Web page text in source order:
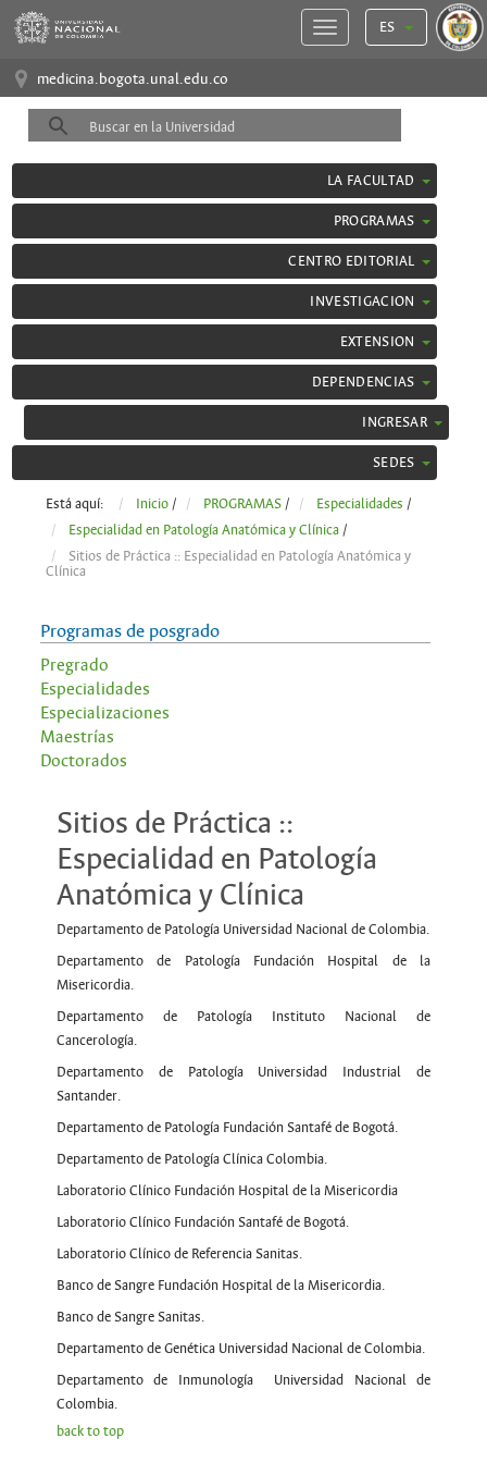
ES
medicina.bogota.unal.edu.co
LA FACULTAD
PROGRAMAS
CENTRO EDITORIAL
INVESTIGACION
EXTENSION
DEPENDENCIAS
INGRESAR
SEDES
Está aquí: Inicio / PROGRAMAS / Especialidades /
Especialidad en Patología Anatómica y Clínica /
Sitios de Práctica :: Especialidad en Patología Anatómica y
Clínica
Programas de posgrado
Pregrado
Especialidades
Especializaciones
Maestrías
Doctorados
Sitios de Práctica ::
Especialidad en Patología
Anatómica y Clínica
Departamento de Patología Universidad Nacional de Colombia.
Departamento de Patología Fundación Hospital de la
Misericordia.
Departamento de Patología Instituto Nacional de
Cancerología.
Departamento de Patología Universidad Industrial de
Santander.
Departamento de Patología Fundación Santafé de Bogotá.
Departamento de Patología Clínica Colombia.
Laboratorio Clínico Fundación Hospital de la Misericordia
Laboratorio Clínico Fundación Santafé de Bogotá.
Laboratorio Clínico de Referencia Sanitas.
Banco de Sangre Fundación Hospital de la Misericordia.
Banco de Sangre Sanitas.
Departamento de Genética Universidad Nacional de Colombia.
Departamento de Inmunología Universidad Nacional de
Colombia.
back to top